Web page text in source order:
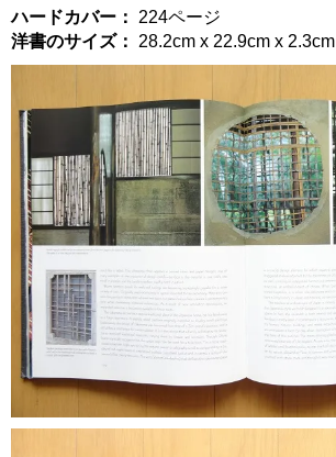
ハードカバー：
224ページ
洋書のサイズ：
28.2cm x 22.9cm x 2.3cm